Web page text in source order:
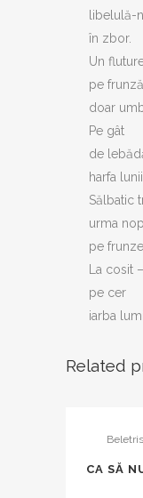
libelulă-
în zbor.
Un
pe frunză
doar
Pe gât
de
harfa lunii.
Sălbatic
urma
pe frunze.
La cosit –
pe cer
iarba
Related
CA SĂ